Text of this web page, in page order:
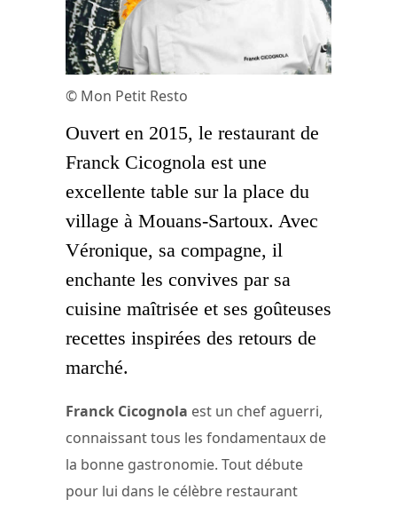
© Mon Petit Resto
Ouvert en 2015, le restaurant de
Franck Cicognola est une
excellente table sur la place du
village à Mouans-Sartoux. Avec
Véronique, sa compagne, il
enchante les convives par sa
cuisine maîtrisée et ses goûteuses
recettes inspirées des retours de
marché.
Franck Cicognola est un chef aguerri,
connaissant tous les fondamentaux de
la bonne gastronomie. Tout débute
pour lui dans le célèbre restaurant